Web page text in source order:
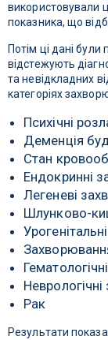
використовували
показника, що
Потім ці дані
відстежують
та невідкладних
категоріях
Психічні
Деменція
Стан
Ендокринні
Легеневі
Шлунково-
Рак
Результати